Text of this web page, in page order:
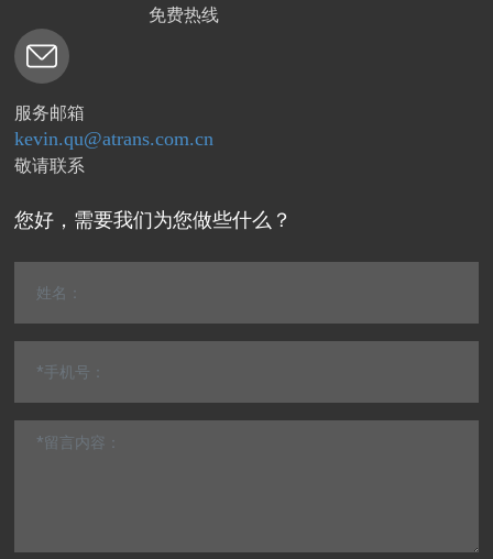
免费热线
服务邮箱
kevin.qu@atrans.com.cn
敬请联系
您好，需要我们为您做些什么？